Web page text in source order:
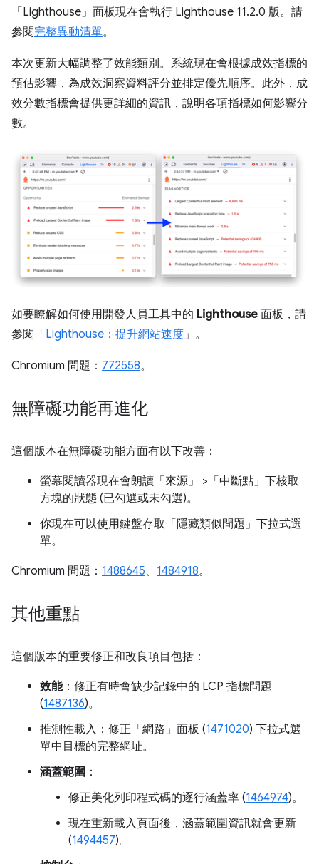
「Lighthouse」 面板現在會執行 Lighthouse 11.2.0 版。請
參閱完整異動清單。
本次更新大幅調整了效能類別。系統現在會根據成效指標的
預估影響，為成效洞察資料評分並排定優先順序。此外，成
效分數指標會提供更詳細的資訊，說明各項指標如何影響分
數。
如要瞭解如何使用開發人員工具中的 Lighthouse 面板，請
參閱「Lighthouse：提升網站速度 」。
Chromium 問題： 772558。
無障礙功能再進化
這個版本在無障礙功能方面有以下改善：
螢幕閱讀器現在會朗讀「來源」 >「中斷點」 下核取
方塊的狀態 (已勾選或未勾選)。
你現在可以使用鍵盤存取「隱藏類似問題」 下拉式選
單。
Chromium 問題： 1488645、 1484918。
其他重點
這個版本的重要修正和改良項目包括：
效能：修正有時會缺少記錄中的 LCP 指標問題
(1487136)。
推測性載入：修正「網路」 面板 (1471020) 下拉式選
單中目標的完整網址。
涵蓋範圍 ：
修正美化列印程式碼的逐行涵蓋率 (1464974)。
現在重新載入頁面後，涵蓋範圍資訊就會更新
(1494457)。